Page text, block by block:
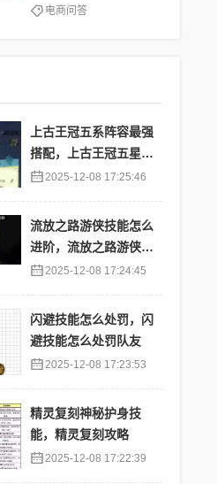
机制电商问答
上古王冠五系阵容最强
搭配，上古王冠五星排
行 2025-12-08 17:25:46
流放之路游侠技能怎么
进阶，流放之路游侠技
能怎么进阶的
2025-12-08 17:24:45
闪避技能怎么处罚，闪
避技能怎么处罚队友
2025-12-08 17:23:53
精灵复刻神秘护身技
能，精灵复刻攻略
2025-12-08 17:22:39